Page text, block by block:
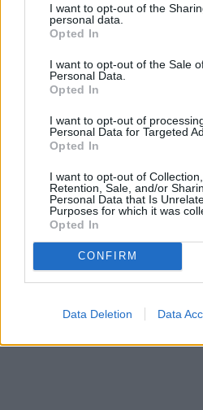
de su consentimiento, pero usted
rechazar tal procesamiento. Sus
cualquier momento entrando de
visitando nuestra política de
I want to opt-out of the
personal data.
Opted In
I want to opt-out of the Sale
Personal Data.
Opted In
I want to opt-out of
Personal Data for Targeted
Opted In
I want to opt-out of Collection,
Retention, Sale, and/or
Personal Data that Is
Purposes for which it was
Opted In
CONFIRM
Data Deletion Data